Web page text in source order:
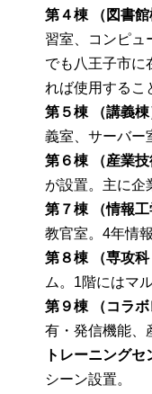
第４棟 （図書館
習室、コンピュ
でも八王子市に
れば使用するこ
第５棟 （講義棟
義室、サーバー
第６棟 （産業技
が設置。主に企
第７棟 （情報工
教官室。4年情
第８棟 （専攻科
ム。1階にはマ
第９棟 （コラボ
有・発信機能、
トレーニングセ
シーン設置。